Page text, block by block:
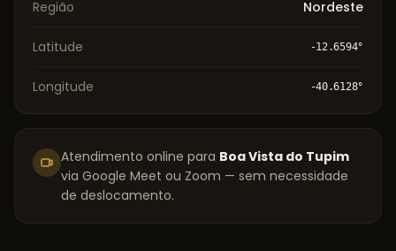
Região Nordeste
Latitude -12.6594°
Longitude -40.6128°
Atendimento online para Boa Vista do Tupim
via Google Meet ou Zoom — sem necessidade
de deslocamento.